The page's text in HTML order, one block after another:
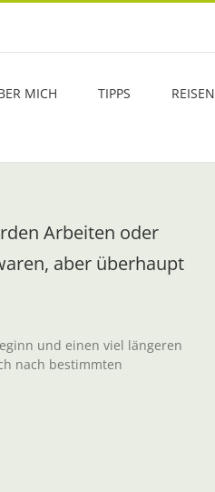
MICH TIPPS REISEN
Arbeiten oder
aber überhaupt
und einen viel längeren
nach bestimmten